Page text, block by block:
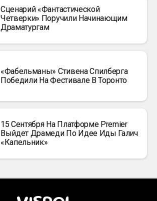
Сценарий «Фантастической
Четверки» Поручили Начинающим
Драматургам
«Фабельманы» Стивена Спилберга
Победили На Фестивале В Торонто
15 Сентября На Платформе Premier
Выйдет Драмеди По Идее Иды Галич
«Капельник»